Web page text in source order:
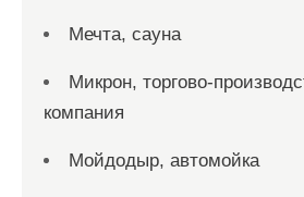
Мечта, сауна
Микрон, торгово-
компания
Мойдодыр, автомойка